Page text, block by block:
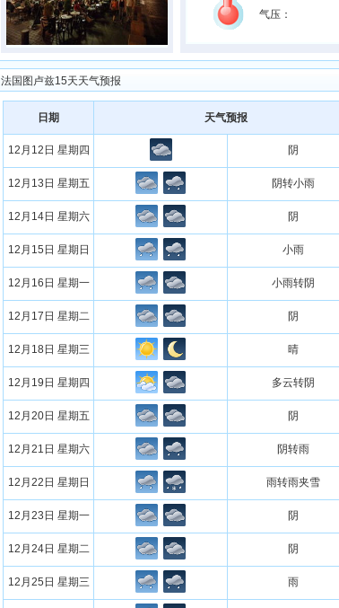
气压：
法国图卢兹15天天气预报
日期 天气预报
12月12日 星期四 阴
12月13日 星期五 阴转小雨
12月14日 星期六 阴
12月15日 星期日 小雨
12月16日 星期一 小雨转阴
12月17日 星期二 阴
12月18日 星期三 晴
12月19日 星期四 多云转阴
12月20日 星期五 阴
12月21日 星期六 阴转雨
12月22日 星期日 雨转雨夹雪
12月23日 星期一 阴
12月24日 星期二 阴
12月25日 星期三 雨